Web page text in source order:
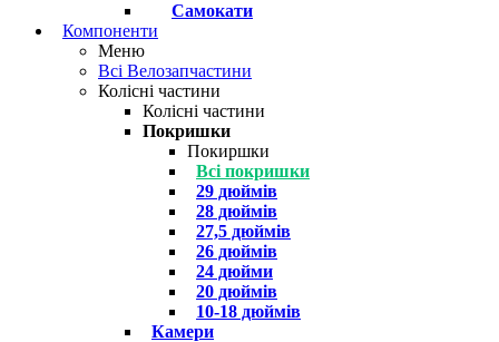
Самокати
Компоненти
Меню
Всі Велозапчастини
Колісні частини
Колісні частини
Покришки
Покиршки
Всі покришки
29 дюймів
28 дюймів
27,5 дюймів
26 дюймів
24 дюйми
20 дюймів
10-18 дюймів
Камери